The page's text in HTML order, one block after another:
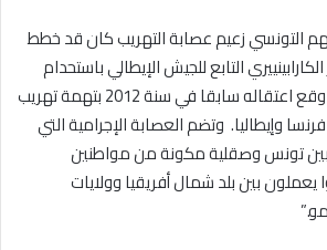
التونسي زعيم عصابة التهريب كان قد خطط
التابع للجيش الإيطالي باستحدام
القنابل. مع العلم وانه وقع اعتقاله سابقا في سنة 2012 بتهمة تهريب
وإيطاليا. وتضم العصابة الإجرامية التي
بين تونس وصقلية مكونة من مواطنين
يعملون بين بلد شمال أفريقيا وولايات